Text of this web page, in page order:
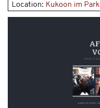
Location: Kukoon im Park